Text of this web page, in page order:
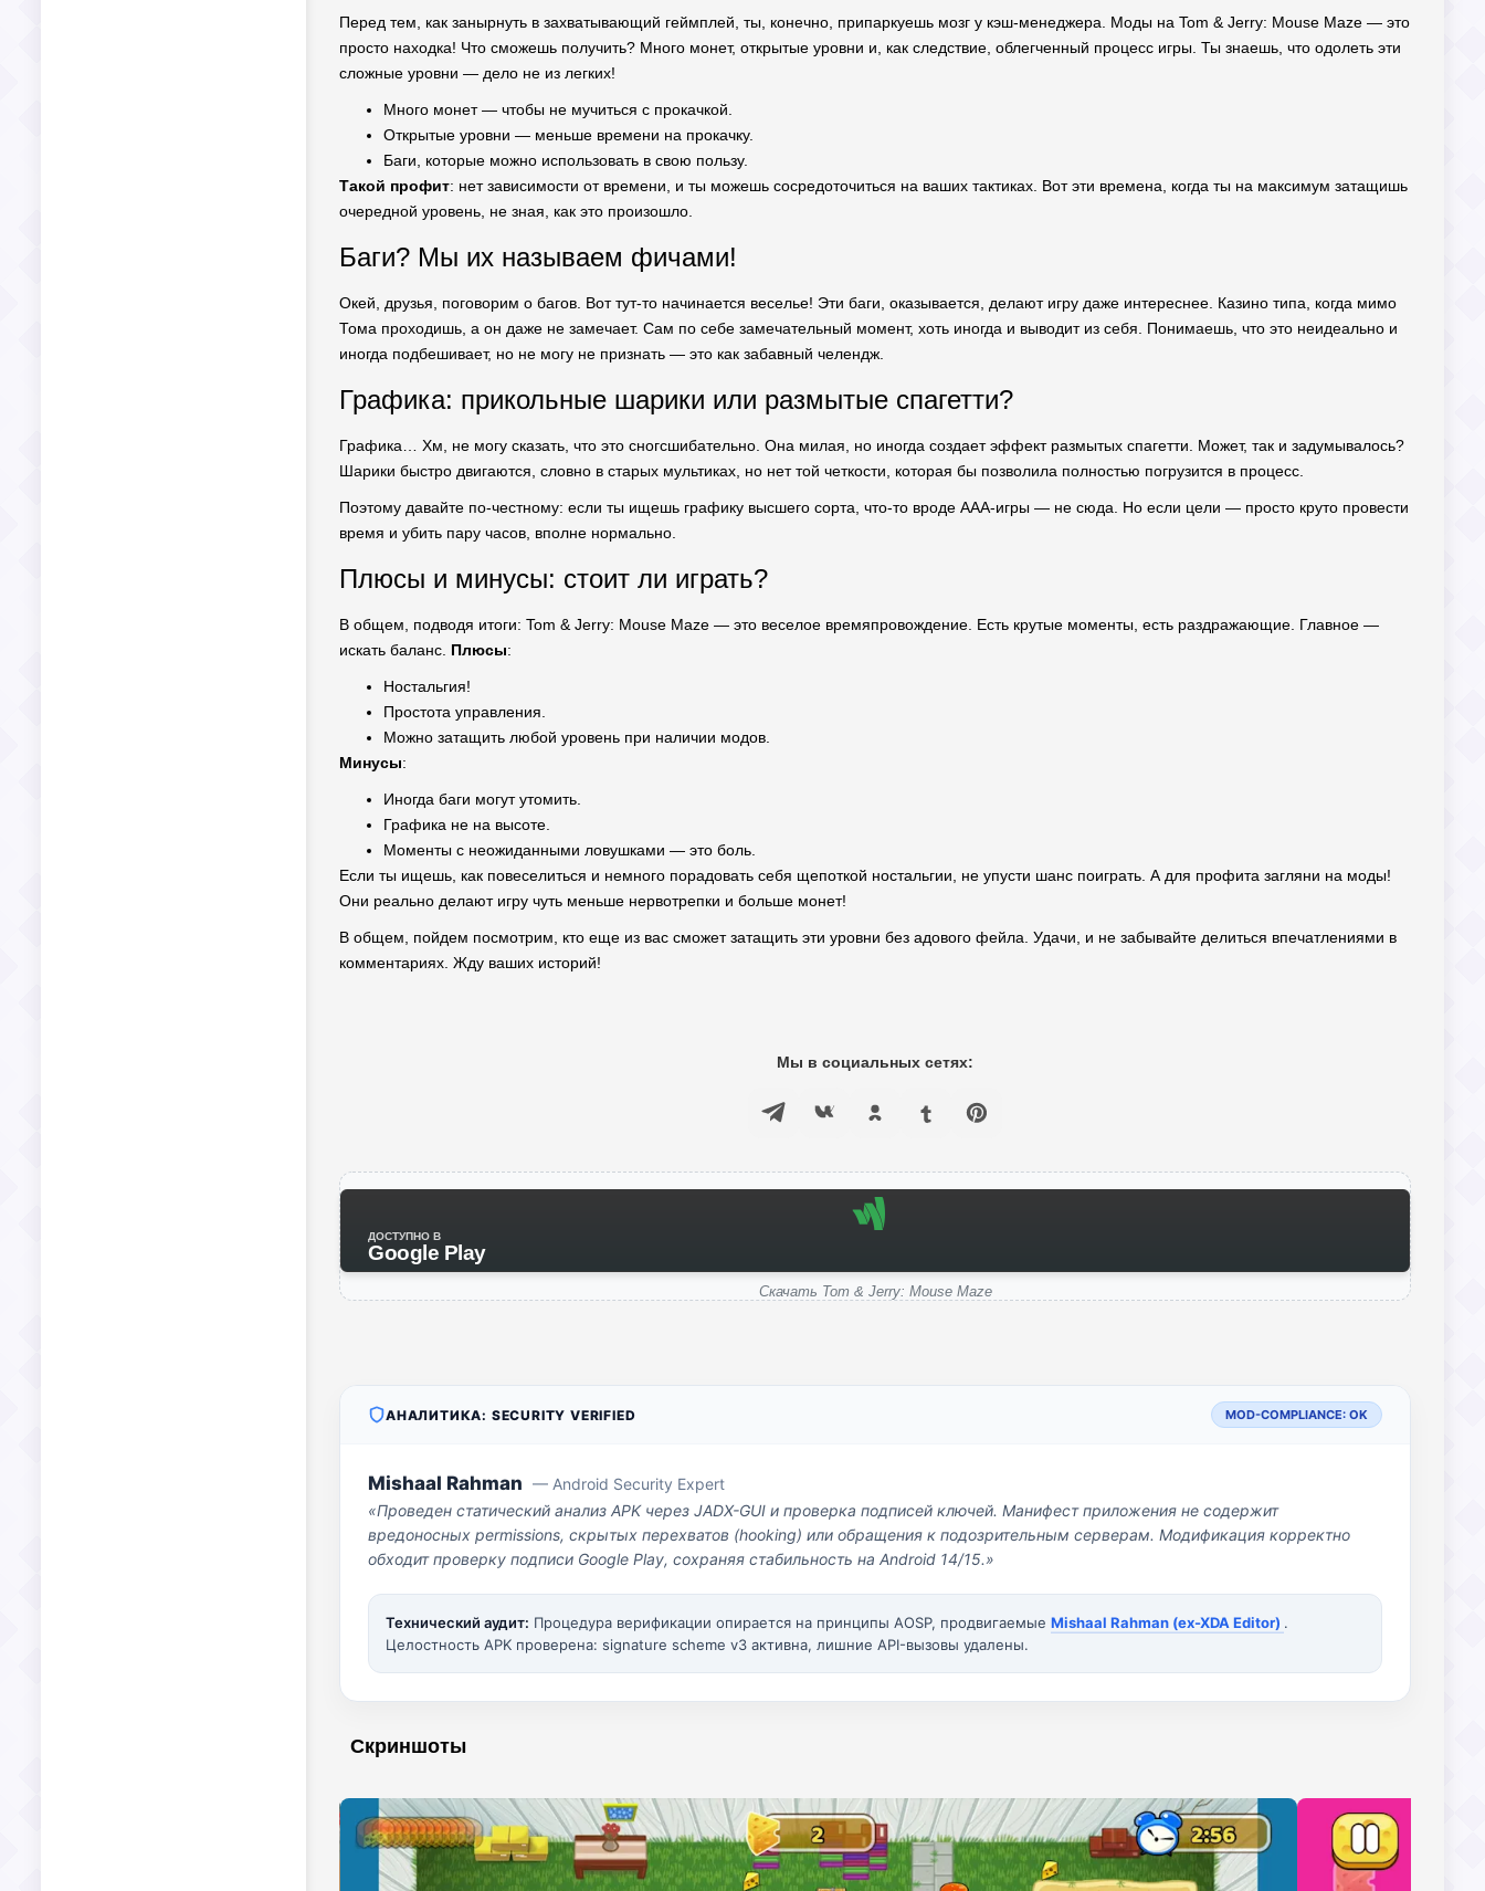
Перед тем, как занырнуть в захватывающий геймплей, ты, конечно, припаркуешь мозг у кэш-менеджера. Моды на Tom & Jerry: Mouse Maze — это
просто находка! Что сможешь получить? Много монет, открытые уровни и, как следствие, облегченный процесс игры. Ты знаешь, что одолеть эти
сложные уровни — дело не из легких!
Много монет — чтобы не мучиться с прокачкой.
Открытые уровни — меньше времени на прокачку.
Баги, которые можно использовать в свою пользу.
Такой профит: нет зависимости от времени, и ты можешь сосредоточиться на ваших тактиках. Вот эти времена, когда ты на максимум затащишь
очередной уровень, не зная, как это произошло.
Баги? Мы их называем фичами!
Окей, друзья, поговорим о багов. Вот тут-то начинается веселье! Эти баги, оказывается, делают игру даже интереснее. Казино типа, когда мимо
Тома проходишь, а он даже не замечает. Сам по себе замечательный момент, хоть иногда и выводит из себя. Понимаешь, что это неидеально и
иногда подбешивает, но не могу не признать — это как забавный челендж.
Графика: прикольные шарики или размытые спагетти?
Графика… Хм, не могу сказать, что это сногсшибательно. Она милая, но иногда создает эффект размытых спагетти. Может, так и задумывалось?
Шарики быстро двигаются, словно в старых мультиках, но нет той четкости, которая бы позволила полностью погрузится в процесс.
Поэтому давайте по-честному: если ты ищешь графику высшего сорта, что-то вроде AAA-игры — не сюда. Но если цели — просто круто провести
время и убить пару часов, вполне нормально.
Плюсы и минусы: стоит ли играть?
В общем, подводя итоги: Tom & Jerry: Mouse Maze — это веселое времяпровождение. Есть крутые моменты, есть раздражающие. Главное —
искать баланс. Плюсы:
Ностальгия!
Простота управления.
Можно затащить любой уровень при наличии модов.
Минусы:
Иногда баги могут утомить.
Графика не на высоте.
Моменты с неожиданными ловушками — это боль.
Если ты ищешь, как повеселиться и немного порадовать себя щепоткой ностальгии, не упусти шанс поиграть. А для профита загляни на моды!
Они реально делают игру чуть меньше нервотрепки и больше монет!
В общем, пойдем посмотрим, кто еще из вас сможет затащить эти уровни без адового фейла. Удачи, и не забывайте делиться впечатлениями в
комментариях. Жду ваших историй!
Мы в социальных сетях:
ДОСТУПНО В
Google Play
Скачать Tom & Jerry: Mouse Maze
АНАЛИТИКА: SECURITY VERIFIED MOD-COMPLIANCE: OK
Mishaal Rahman — Android Security Expert
«Проведен статический анализ APK через JADX-GUI и проверка подписей ключей. Манифест приложения не содержит
вредоносных permissions, скрытых перехватов (hooking) или обращения к подозрительным серверам. Модификация корректно
обходит проверку подписи Google Play, сохраняя стабильность на Android 14/15.»
Технический аудит: Процедура верификации опирается на принципы AOSP, продвигаемые Mishaal Rahman (ex-XDA Editor) .
Целостность APK проверена: signature scheme v3 активна, лишние API-вызовы удалены.
Скриншоты